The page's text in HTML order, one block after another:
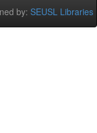
by: SEUSL Libraries